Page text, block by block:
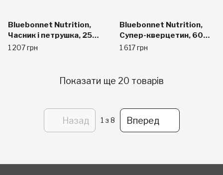
Bluebonnet Nutrition,
Часник і петрушка, 250
гельових капсул
1 207 грн
Bluebonnet Nutrition,
Супер-кверцетин, 60
капсул у рослинній
1 617 грн
Показати ще 20 товарів
Назад 1 з 8 Вперед